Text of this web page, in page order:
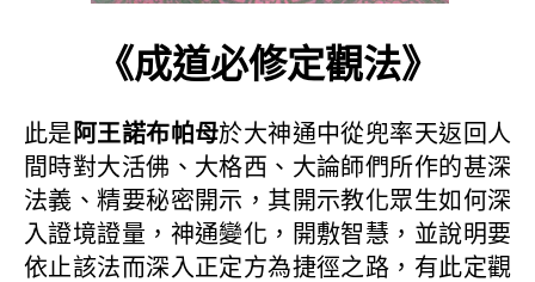
《成道必修定觀法》
此是 阿王諾布帕母於大神通中從兜率天返回人
間時對大活佛、大格西、大論師們所作的甚深
法義、精要秘密開示，其開示教化眾生如何深
入證境證量，神通變化，開敷智慧，並說明要
依止該法而深入正定方為捷徑之路，有此定觀